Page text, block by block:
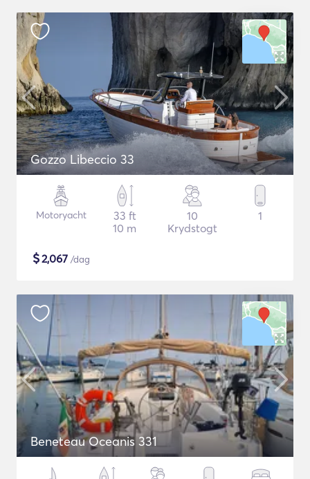
Gozzo Libeccio 33
Motoryacht
33 ft
10 m
10
Krydstogt
1
$2,067 /dag
Beneteau Oceanis 331